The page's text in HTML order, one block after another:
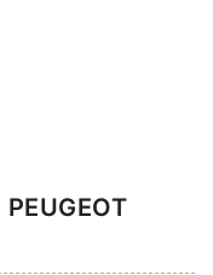
PEUGEOT